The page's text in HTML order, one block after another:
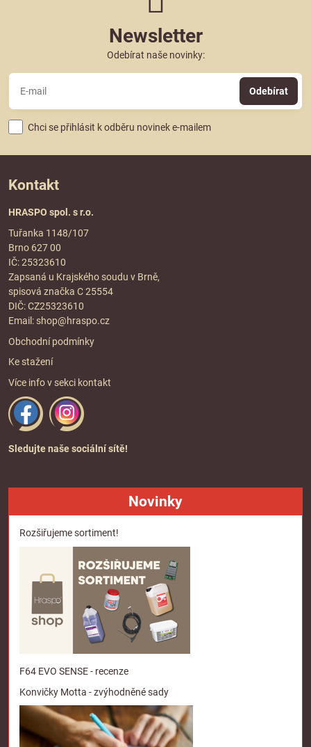
Newsletter
Odebírat naše novinky:
Odebírat
Chci se přihlásit k odběru novinek e-mailem
Kontakt
HRASPO spol. s r.o.
Tuřanka 1148/107
Brno 627 00
IČ: 25323610
Zapsaná u Krajského soudu v Brně,
spisová značka C 25554
DIČ: CZ25323610
Email: shop@hraspo.cz
Obchodní podmínky
Ke stažení
Více info v sekci kontakt
Sledujte naše sociální sítě!
Novinky
Rozšiřujeme sortiment!
F64 EVO SENSE - recenze
Konvičky Motta - zvýhodněné sady